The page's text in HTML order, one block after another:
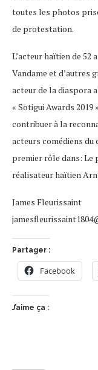
toutes les photos
de protestation.
L’acteur haïtien de 52
Vandame et d’autres
acteur de la diaspora
« Sotigui Awards 2019
contribuer à la
acteurs comédiens du
premier rôle dans: Le
réalisateur haïtien
James Fleurissaint
Partager :
Facebook
J’aime ça :